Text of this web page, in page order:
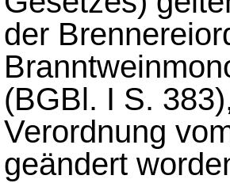
der
(BGBl. I S.
Verordnung
geändert